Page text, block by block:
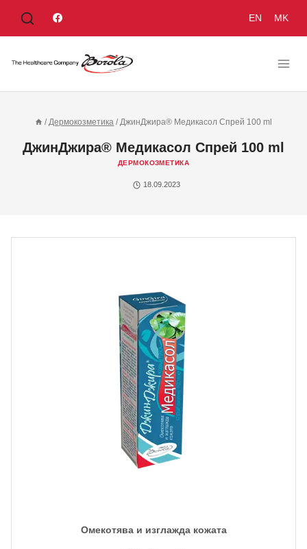
EN MK
/ Дермокозметика / ДжинДжира® Медикасол Спрей 100 ml
ДжинДжира® Медикасол Спрей 100 ml
ДЕРМОКОЗМЕТИКА
18.09.2023
Омекотява и изглажда кожата